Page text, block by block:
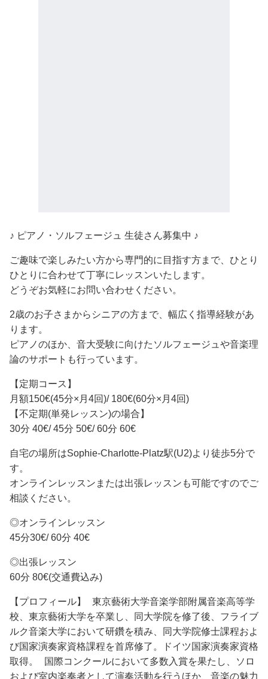
♪ ピアノ・ソルフェージュ 生徒さん募集中 ♪
ご趣味で楽しみたい方から専門的に目指す方まで、ひとり
ひとりに合わせて丁寧にレッスンいたします。
どうぞお気軽にお問い合わせください。
2歳のお子さまからシニアの方まで、幅広く指導経験があ
ります。
ピアノのほか、音大受験に向けたソルフェージュや音楽理
論のサポートも行っています。
【定期コース】
月額150€(45分×月4回)/ 180€(60分×月4回)
【不定期(単発レッスン)の場合】
30分 40€/ 45分 50€/ 60分 60€
自宅の場所はSophie-Charlotte-Platz駅(U2)より徒歩5分で
す。
オンラインレッスンまたは出張レッスンも可能ですのでご
相談ください。
◎オンラインレッスン
45分30€/ 60分 40€
◎出張レッスン
60分 80€(交通費込み)
【プロフィール】 東京藝術大学音楽学部附属音楽高等学
校、東京藝術大学を卒業し、同大学院を修了後、フライブ
ルク音楽大学において研鑽を積み、同大学院修士課程およ
び国家演奏家資格課程を首席修了。ドイツ国家演奏家資格
取得。 国際コンクールにおいて多数入賞を果たし、ソロ
および室内楽奏者として演奏活動を行うほか、音楽の魅力